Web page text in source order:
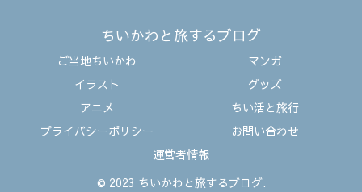
ちいかわと旅するブログ
ご当地ちいかわ
マンガ
イラスト
グッズ
アニメ
ちい活と旅行
プライバシーポリシー
お問い合わせ
運営者情報
© 2023 ちいかわと旅するブログ.